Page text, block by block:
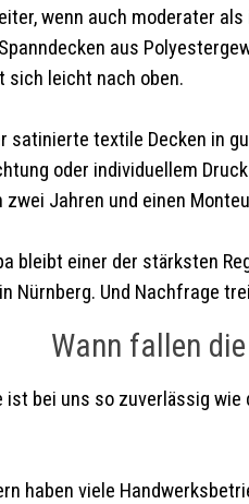
wenn auch moderater
aus
sich leicht nach oben.
textile Decken in
oder individuellem
Jahren und einen
bleibt einer der stärksten
Nürnberg. Und Nachfrage
Wann fallen
bei uns so zuverlässig wie
haben viele